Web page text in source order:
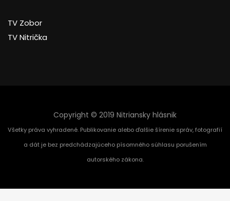
TV Zobor
TV Nitrička
Copyright © 2019 Nitriansky hlásnik
Všetky práva vyhradené. Publikovanie alebo ďalšie šírenie správ, fotografií
a dát je bez predchádzajúceho písomného súhlasu porušením
autorského zákona.